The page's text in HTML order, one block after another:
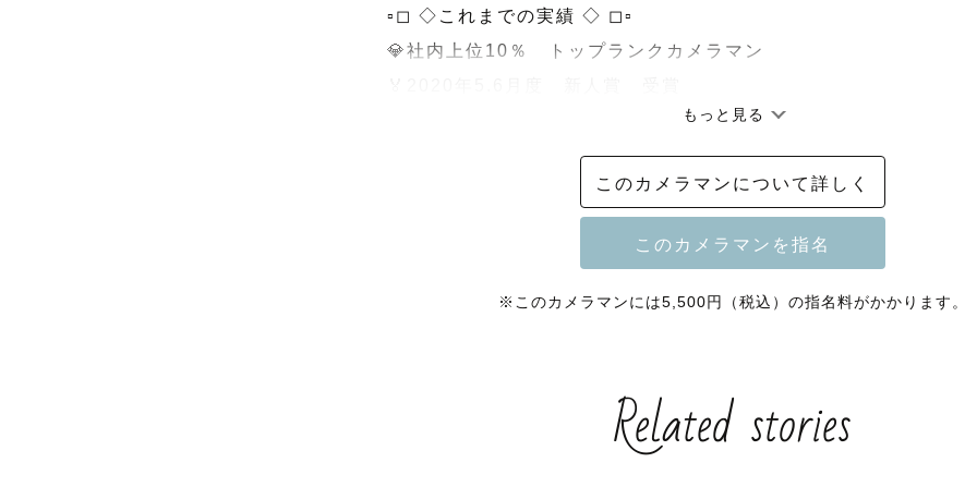
▫◻ ◇これまでの実績 ◇ ◻▫
💎社内上位10％　トップランクカメラマン
🏅QUARTER AWARD 2021 summer　ファミリー部門優秀賞
ファミリー・お子さま撮影が得意です！
人見知りのお子さまやファミリー撮影は特に経験豊富ですのでお任
笑顔も泣き顔もいつもの仕草も全部ぜんぶ、切り取ります😊
もっと見る
このカメラマンについて詳しく
※このカメラマンには5,500円（税込）の指名料がかかります。
Related stories